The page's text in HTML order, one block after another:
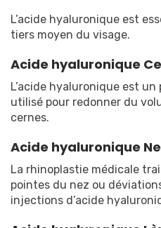
L’acide hyaluronique est
tiers moyen du visage.
Acide hyaluronique
L’acide hyaluronique est
utilisé pour redonner du
cernes.
Acide hyaluronique
La rhinoplastie médicale
pointes du nez ou
injections d’acide